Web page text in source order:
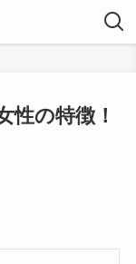
性の特徴！